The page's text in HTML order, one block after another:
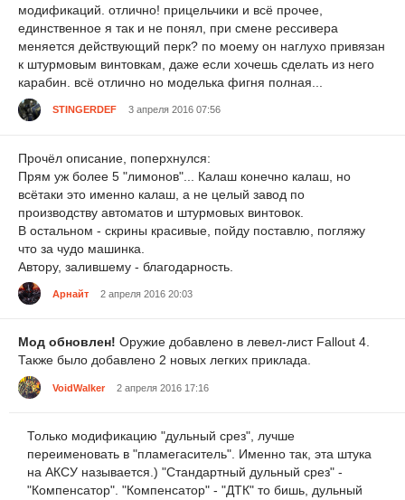
модификаций. отлично! прицельчики и всё прочее,
единственное я так и не понял, при смене рессивера
меняется действующий перк? по моему он наглухо привязан
к штурмовым винтовкам, даже если хочешь сделать из него
карабин. всё отлично но моделька фигня полная...
STINGERDEF 3 апреля 2016 07:56
Прочёл описание, поперхнулся:
Прям уж более 5 "лимонов"... Калаш конечно калаш, но
всётаки это именно калаш, а не целый завод по
производству автоматов и штурмовых винтовок.
В остальном - скрины красивые, пойду поставлю, погляжу
что за чудо машинка.
Автору, залившему - благодарность.
Арнайт 2 апреля 2016 20:03
Мод обновлен! Оружие добавлено в левел-лист Fallout 4.
Также было добавлено 2 новых легких приклада.
VoidWalker 2 апреля 2016 17:16
Только модификацию "дульный срез", лучше
переименовать в "пламегаситель". Именно так, эта штука
на АКСУ называется.) "Стандартный дульный срез" -
"Компенсатор". "Компенсатор" - "ДТК" то бишь, дульный